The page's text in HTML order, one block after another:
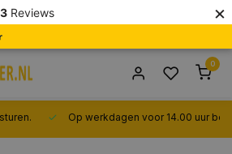
Reviews ×
0
Op werkdagen voor 14.00 uur